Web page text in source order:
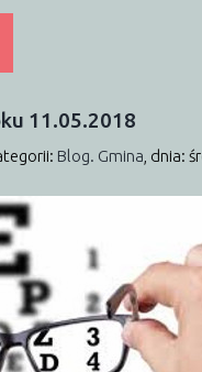
11.05.2018
Blog. Gmina dnia: